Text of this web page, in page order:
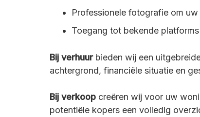
Professionele fotografie om
Toegang tot bekende
Bij verhuurbieden wij een
achtergrond, financiële situatie en
Bij verkoop creëren wij voor uw
potentiële kopers een volledig